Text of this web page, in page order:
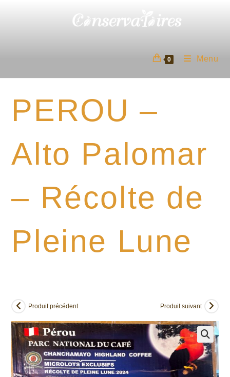
0 Menu
PEROU –
Alto Palomar
– Récolte de
Pleine Lune
Produit précédent Produit suivant